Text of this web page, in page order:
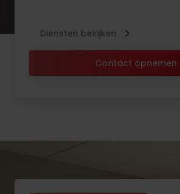
Contact opnemen
Diensten bekijken